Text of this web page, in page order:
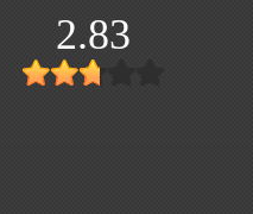
2.83